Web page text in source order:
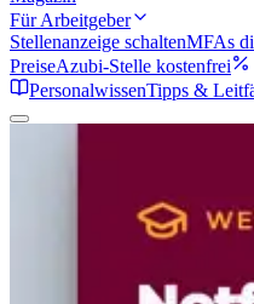
Für Arbeitgeber
Stellenanzeige schaltenMFAs
PreiseAzubi-Stelle kostenfrei
PersonalwissenTipps &